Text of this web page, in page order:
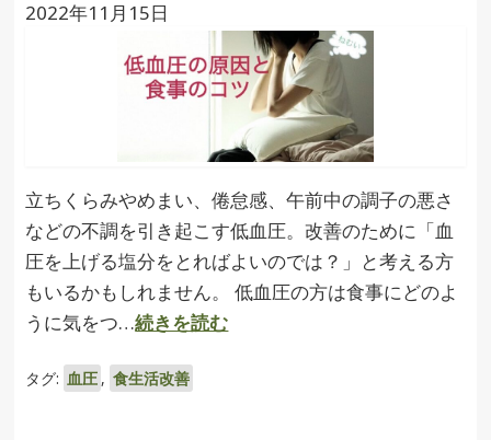
2022年11月15日
立ちくらみやめまい、倦怠感、午前中の調子の悪さ
などの不調を引き起こす低血圧。改善のために「血
圧を上げる塩分をとればよいのでは？」と考える方
もいるかもしれません。 低血圧の方は食事にどのよ
うに気をつ…続きを読む
タグ: 血圧 , 食生活改善